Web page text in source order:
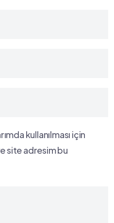
kullanılması için
site adresim bu